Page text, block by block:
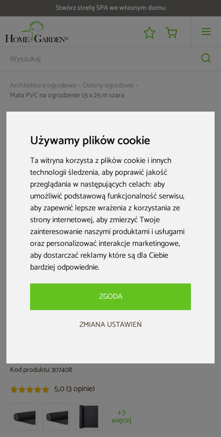
Używamy plików cookie
Ta witryna korzysta z plików cookie i innych
technologii śledzenia, aby poprawić jakość
przeglądania w następujących celach:aby
umożliwić podstawową funkcjonalność serwisu,
aby zapewnić lepsze wrażenia z korzystania ze
strony internetowej,aby zmierzyć Twoje
zainteresowanie naszymi produktami i usługami
oraz personalizować interakcje marketingowe,
aby dostarczać reklamy które są dla Ciebie
bardziej odpowiednie.
ZGODA
ZMIANA USTAWIEŃ
Stwórz strefę SPA we własnym domu
Do 25 000 zł zwrotu na kartę i raty RRSO 0%
Architektura ogrodowa
Osłony ogrodowe
Mata PVC na ogrodzenie 1,5 x 25 m szara
Kod produktu: 307408
5,0 (3 opinie)
+3
więcej